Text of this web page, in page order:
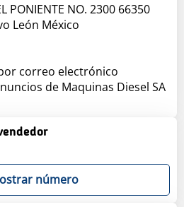
PONIENTE NO. 2300 66350
León México
correo electrónico
de Maquinas Diesel SA
número